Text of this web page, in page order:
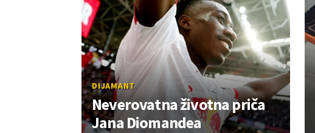
DIJAMANT
Neverovatna životna priča
Jana Diomandea